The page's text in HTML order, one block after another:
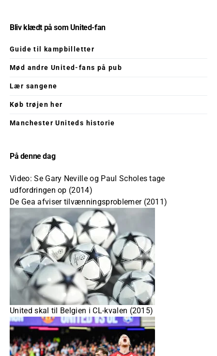
Bliv klædt på som United-fan
Guide til kampbilletter
Mød andre United-fans på pub
Lær sangene
Køb trøjen her
Manchester Uniteds historie
På denne dag
Video: Se Gary Neville og Paul Scholes tage
udfordringen op (2014)
De Gea afviser tilvænningsproblemer (2011)
United skal til Belgien i CL-kvalen (2015)